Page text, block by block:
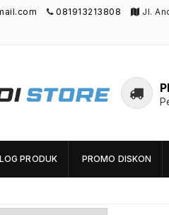
081913213808 Jl.
PRODUK PROMO DISKON